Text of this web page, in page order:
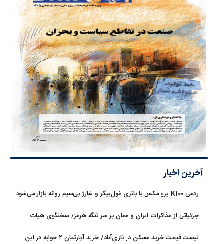
آخرین اخبار
ردمی K100 پرو مکس با باتری غول‌پیکر و شارژ بی‌سیم روانه بازار می‌شود
جزئیاتی از مذاکرات ایران و عمان بر سر تنگه هرمز/ سخنگوی هیات
لیست قیمت خرید مسکن در نازی‌آباد/ خرید آپارتمان ۲ خوابه در این